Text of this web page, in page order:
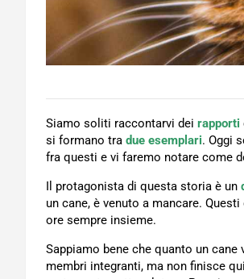
Siamo soliti raccontarvi dei rapporti
si formano tra due esemplari. Oggi
fra questi e vi faremo notare come
Il protagonista di questa storia è un
un cane, è venuto a mancare.
ore sempre insieme.
Sappiamo bene che quanto un
membri integranti, ma non finisce